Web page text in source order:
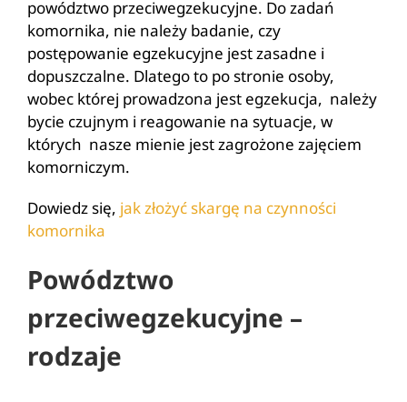
powództwo przeciwegzekucyjne. Do zadań
komornika, nie należy badanie, czy
postępowanie egzekucyjne jest zasadne i
dopuszczalne. Dlatego to po stronie osoby,
wobec której prowadzona jest egzekucja, należy
bycie czujnym i reagowanie na sytuacje, w
których nasze mienie jest zagrożone zajęciem
komorniczym.
Dowiedz się, jak złożyć skargę na czynności
komornika
Powództwo
przeciwegzekucyjne –
rodzaje